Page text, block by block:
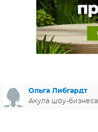
МЕЛОДРАМЫ
ИСПАНИЯ
ФРАНЦИЯ
ГЕРМАНИЯ
СВЕТСКИЕ НОВОСТИ
СПОЙЛЕРЫ ИЗ СЕРИАЛОВ
Ольга Либгардт
Акула шоу-бизнеса